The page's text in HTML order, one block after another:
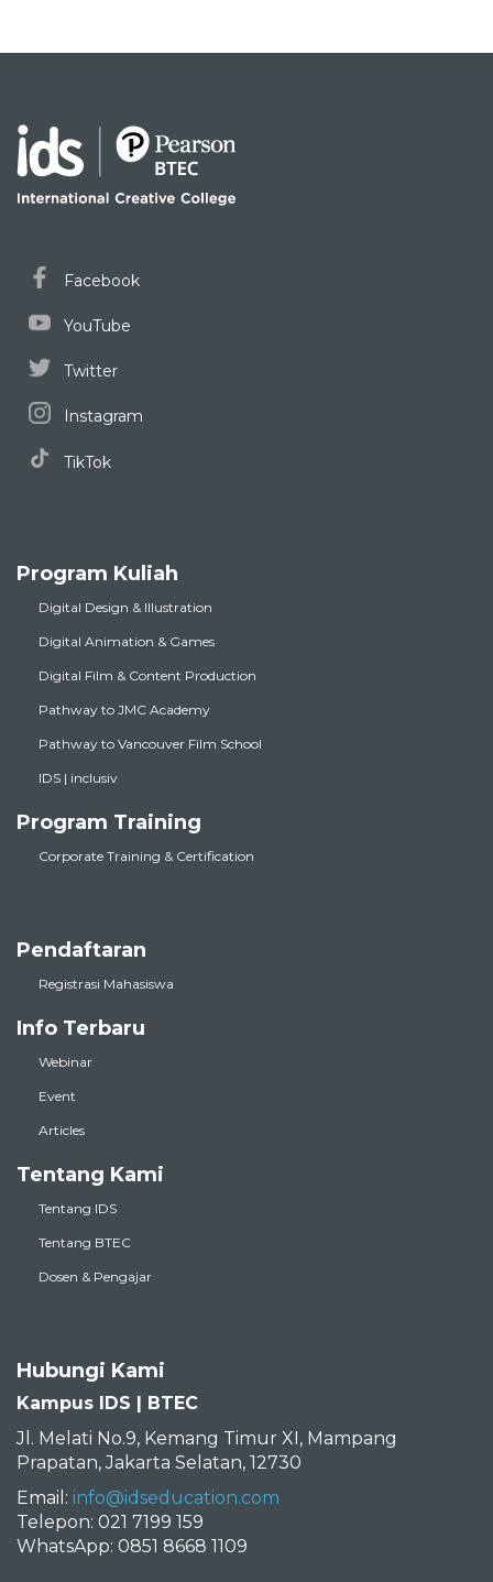
Facebook
YouTube
Twitter
Instagram
TikTok
Program Kuliah
Digital Design & Illustration
Digital Animation & Games
Digital Film & Content Production
Pathway to JMC Academy
Pathway to Vancouver Film School
IDS | inclusiv
Program Training
Corporate Training & Certification
Pendaftaran
Registrasi Mahasiswa
Info Terbaru
Webinar
Event
Articles
Tentang Kami
Tentang IDS
Tentang BTEC
Dosen & Pengajar
Hubungi Kami
Kampus IDS | BTEC
Jl. Melati No.9, Kemang Timur XI, Mampang
Prapatan, Jakarta Selatan, 12730
Email: info@idseducation.com
Telepon: 021 7199 159
WhatsApp: 0851 8668 1109